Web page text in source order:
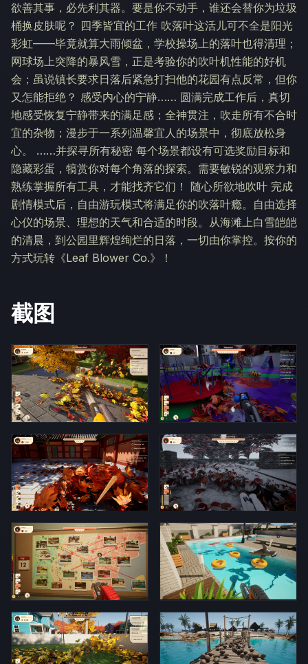
欲善其事，必先利其器。要是你不动手，谁还会替你为垃圾
桶换皮肤呢？ 四季皆宜的工作 吹落叶这活儿可不全是阳光
彩虹——毕竟就算大雨倾盆，学校操场上的落叶也得清理；
网球场上突降的暴风雪，正是考验你的吹叶机性能的好机
会；虽说镇长要求日落后紧急打扫他的花园有点反常，但你
又怎能拒绝？ 感受内心的宁静…… 圆满完成工作后，真切
地感受恢复宁静带来的满足感；全神贯注，吹走所有不合时
宜的杂物；漫步于一系列温馨宜人的场景中，彻底放松身
心。 ……并探寻所有秘密 每个场景都设有可选奖励目标和
隐藏彩蛋，犒赏你对每个角落的探索。需要敏锐的观察力和
熟练掌握所有工具，才能找齐它们！ 随心所欲地吹叶 完成
剧情模式后，自由游玩模式将满足你的吹落叶瘾。自由选择
心仪的场景、理想的天气和合适的时段。从海滩上白雪皑皑
的清晨，到公园里辉煌绚烂的日落，一切由你掌控。按你的
方式玩转《Leaf Blower Co.》！
截图